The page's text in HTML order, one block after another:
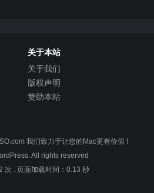
关于本站
关于我们
版权声明
赞助本站
我们致力于让您的Mac更有价值 !
All rights reserved
次 . 页面加载时间：0.13 秒